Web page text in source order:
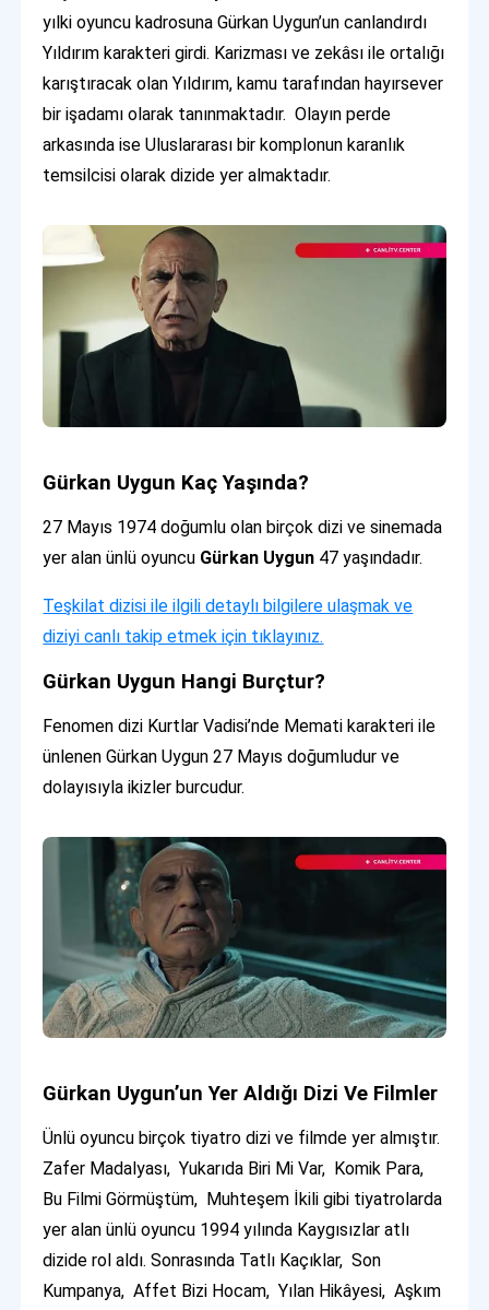
yılki oyuncu kadrosuna Gürkan Uygun’un canlandırdı
Yıldırım karakteri girdi. Karizması ve zekâsı ile ortalığı
karıştıracak olan Yıldırım, kamu tarafından hayırsever
bir işadamı olarak tanınmaktadır. Olayın perde
arkasında ise Uluslararası bir komplonun karanlık
temsilcisi olarak dizide yer almaktadır.
Gürkan Uygun Kaç Yaşında?
27 Mayıs 1974 doğumlu olan birçok dizi ve sinemada
yer alan ünlü oyuncu Gürkan Uygun 47 yaşındadır.
Teşkilat dizisi ile ilgili detaylı bilgilere ulaşmak ve
diziyi canlı takip etmek için tıklayınız.
Gürkan Uygun Hangi Burçtur?
Fenomen dizi Kurtlar Vadisi’nde Memati karakteri ile
ünlenen Gürkan Uygun 27 Mayıs doğumludur ve
dolayısıyla ikizler burcudur.
Gürkan Uygun’un Yer Aldığı Dizi Ve Filmler
Ünlü oyuncu birçok tiyatro dizi ve filmde yer almıştır.
Zafer Madalyası, Yukarıda Biri Mi Var, Komik Para,
Bu Filmi Görmüştüm, Muhteşem İkili gibi tiyatrolarda
yer alan ünlü oyuncu 1994 yılında Kaygısızlar atlı
dizide rol aldı. Sonrasında Tatlı Kaçıklar, Son
Kumpanya, Affet Bizi Hocam, Yılan Hikâyesi, Aşkım